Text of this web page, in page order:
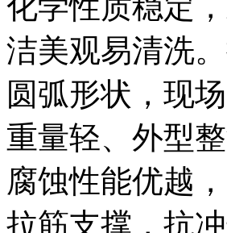
化学性质稳定
洁美观易清洗
圆弧形状，现
重量轻、外型
腐蚀性能优越
拉筋支撑，抗